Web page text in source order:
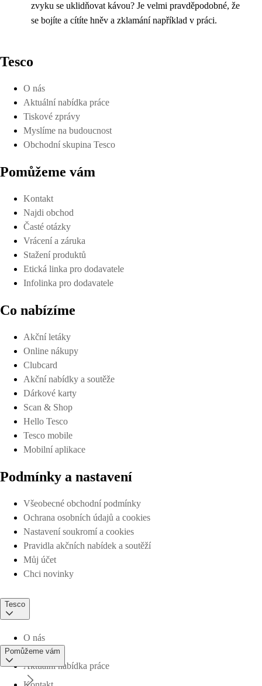
zvyku se uklidňovat kávou? Je velmi pravděpodobné, že
se bojíte a cítíte hněv a zklamání například v práci.
Tesco
O nás
Aktuální nabídka práce
Tiskové zprávy
Myslíme na budoucnost
Obchodní skupina Tesco
Pomůžeme vám
Kontakt
Najdi obchod
Časté otázky
Vrácení a záruka
Stažení produktů
Etická linka pro dodavatele
Infolinka pro dodavatele
Co nabízíme
Akční letáky
Online nákupy
Clubcard
Akční nabídky a soutěže
Dárkové karty
Scan & Shop
Hello Tesco
Tesco mobile
Mobilní aplikace
Podmínky a nastavení
Všeobecné obchodní podmínky
Ochrana osobních údajů a cookies
Nastavení soukromí a cookies
Pravidla akčních nabídek a soutěží
Můj účet
Chci novinky
Tesco
O nás
Aktuální nabídka práce
Pomůžeme vám